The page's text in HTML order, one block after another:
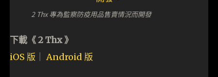
2 Thx 專為監察防疫用品售賣情況而開發
下載《 2 Thx 》
iOS 版 ｜Android 版